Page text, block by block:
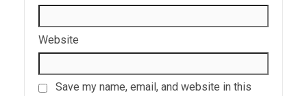
Website
Save my name, email, and website in this